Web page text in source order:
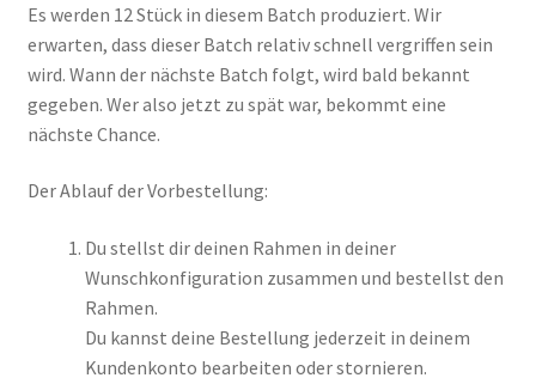
Es werden 12 Stück in diesem Batch produziert. Wir
erwarten, dass dieser Batch relativ schnell vergriffen sein
wird. Wann der nächste Batch folgt, wird bald bekannt
gegeben. Wer also jetzt zu spät war, bekommt eine
nächste Chance.
Der Ablauf der Vorbestellung:
Du stellst dir deinen Rahmen in deiner
Wunschkonfiguration zusammen und bestellst den
Rahmen.
Du kannst deine Bestellung jederzeit in deinem
Kundenkonto bearbeiten oder stornieren.